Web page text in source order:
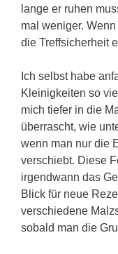
lange er ruhen
mal weniger.
die Treffsicherheit
Ich selbst habe
Kleinigkeiten so
mich tiefer in die
überrascht, wie
wenn man nur die
verschiebt. Diese
irgendwann das
Blick für neue
verschiedene
sobald man die